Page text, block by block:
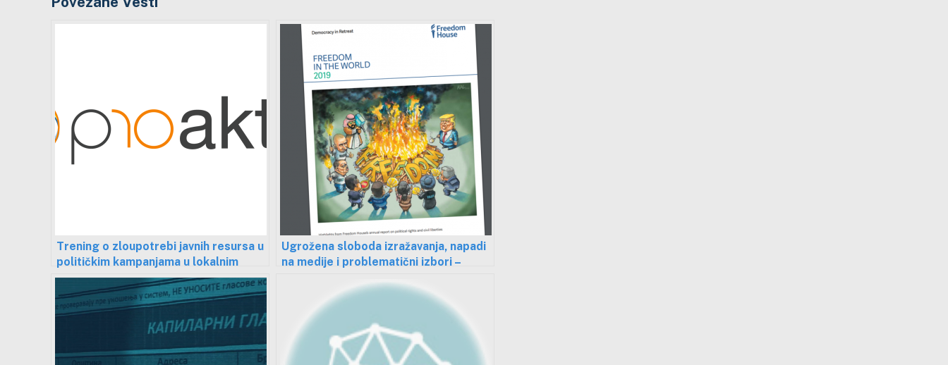
Trening o zloupotrebi javnih resursa u
političkim kampanjama u lokalnim
sredinama
Ugrožena sloboda izražavanja, napadi
na medije i problematični izbori –
slobodne” zemlje